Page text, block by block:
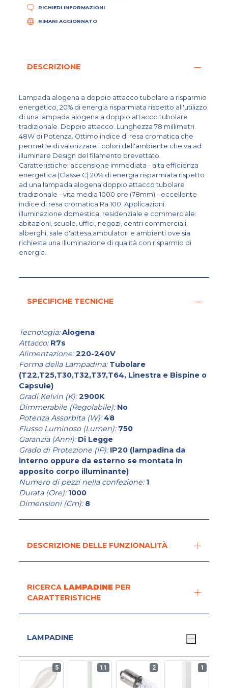
RICHIEDI INFORMAZIONI
RIMANI AGGIORNATO
DESCRIZIONE
Lampada alogena a doppio attacco tubolare a risparmio
energetico, 20% di energia risparmiata rispetto all'utilizzo
di una lampada alogena a doppio attacco tubolare
tradizionale. Doppio attacco. Lunghezza 78 millimetri.
48W di Potenza. Ottimo indice di resa cromatica che
permette di valorizzare i colori dell'ambiente che va ad
illuminare Design del filamento brevettato.
Caratteristiche: accensione immediata - alta efficienza
energetica (Classe C) 20% di energia risparmiata rispetto
ad una lampada alogena doppio attacco tubolare
tradizionale - vita media 1000 ore (78mm) - eccellente
indice di resa cromatica Ra 100. Applicazioni:
illuminazione domestica, residenziale e commerciale:
abitazioni, scuole, uffici, negozi, centri commerciali,
alberghi, sale d'attesa,ambulatori e ambienti ove sia
richiesta una illuminazione di qualità con risparmio di
energia.
SPECIFICHE TECNICHE
Tecnologia: Alogena
Attacco: R7s
Alimentazione: 220-240V
Forma della Lampadina: Tubolare
(T22,T25,T30,T32,T37,T64, Linestra e Bispine o
Capsule)
Gradi Kelvin (K): 2900K
Dimmerabile (Regolabile): No
Potenza Assorbita (W): 48
Flusso Luminoso (Lumen): 750
Garanzia (Anni): Di Legge
Grado di Protezione (IP): IP20 (lampadina da
interno oppure da esterno se montata in
apposito corpo illuminante)
Numero di pezzi nella confezione: 1
Durata (Ore): 1000
Dimensioni (Cm): 8
DESCRIZIONE DELLE FUNZIONALITÀ
RICERCA LAMPADINE PER
CARATTERISTICHE
LAMPADINE
5 11 2 1